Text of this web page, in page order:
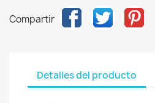
Compartir
Detalles del producto